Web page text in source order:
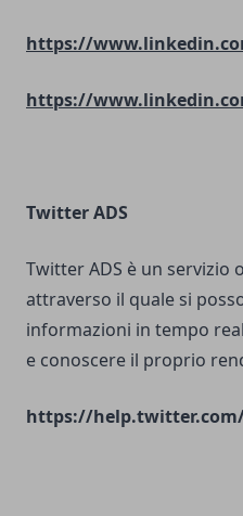
https://
https://
Twitter ADS
Twitter ADS è un
attraverso il quale si
informazioni in tempo
e conoscere il proprio
https://